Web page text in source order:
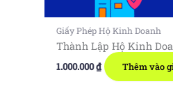
Giấy Phép Hộ Kinh Doanh
Thành Lập Hộ Kinh
1.000.000₫ Thêm vào